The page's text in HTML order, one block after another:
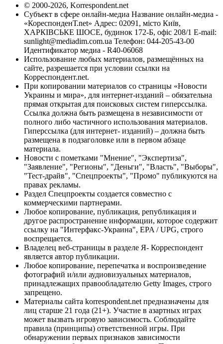
© 2000-2026, Korrespondent.net
Субъект в сфере онлайн-медиа Название онлайн-медиа -
«КореспонденТ.net» Адрес: 02091, місто Київ,
ХАРКІВСЬКЕ ШОСЕ, будинок 172-Б, офіс 208/1 E-mail:
sunlight@mediadim.com.ua Телефон: 044-205-43-00
Идентификатор медиа - R40-06068
Использование любых материалов, размещённых на
сайте, разрешается при условии ссылки на
Корреспондент.net.
При копировании материалов со страницы «Новости
Украины и мира», для интернет-изданий – обязательна
прямая открытая для поисковых систем гиперссылка.
Ссылка должна быть размещена в независимости от
полного либо частичного использования материалов.
Гиперссылка (для интернет- изданий) – должна быть
размещена в подзаголовке или в первом абзаце
материала.
Новости с пометками "Мнение", "Экспертиза",
"Заявление", "Регионы", "Деньги", "Власть", "Выборы",
"Тест-драйв", "Спецпроекты", "Промо" публикуются на
правах рекламы.
Раздел Спецпроекты создается совместно с
коммерческими партнерами.
Любое копирование, публикация, републикация и
другое распространение информации, которое содержит
ссылку на "Интерфакс-Украина", EPA / UPG, строго
воспрещается.
Владелец веб-страницы в разделе Я- Корреспондент
является автор публикации.
Любое копирование, перепечатка и воспроизведение
фотографий и/или аудиовизуальных материалов,
принадлежащих правообладателю Getty Images, строго
запрещено.
Материалы сайта korrespondent.net предназначены для
лиц старше 21 года (21+). Участие в азартных играх
может вызвать игровую зависимость. Соблюдайте
правила (принципы) ответственной игры. При
обнаружении первых признаков зависимости